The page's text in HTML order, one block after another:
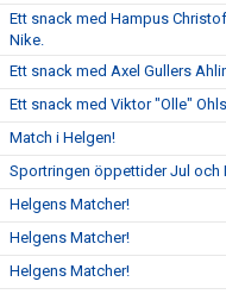
Ett snack med Hampus
Nike.
Ett snack med Axel Gullers
Ett snack med Viktor "Olle"
Match i Helgen!
Sportringen öppettider Jul och
Helgens Matcher!
Helgens Matcher!
Helgens Matcher!